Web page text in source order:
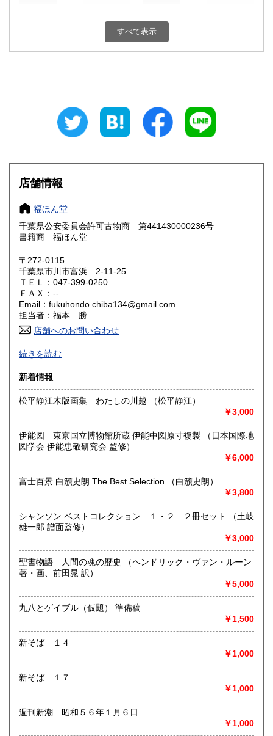
0円 富山県
0円 三重県
大阪府
奈良県
鳥取県 0円 島根県
岡山県
山口県
香川県 愛媛県
高知県 0円
佐賀県
熊本県 0円 大分県 0円
0円
沖縄県 0円
すべて表示
店舗情報
福ほん堂
千葉県公安委員会許可古物商 第441430000236号
書籍商 福ほん堂
〒272-0115
千葉県市川市富浜 2-11-25
ＴＥＬ：047-399-0250
ＦＡＸ：--
Email：fukuhondo.chiba134@gmail.com
担当者：福本 勝
店舗へのお問い合わせ
最寄駅：-
営業時間：-
定休日：-
書籍の買取について
-
取り扱い分野
趣味、古書一般（その他）
続きを読む
新着情報
松平静江木版画集 わたしの川越 （松平静江）
￥3,000
伊能図 東京国立博物館所蔵 伊能中図原寸複製 （日本国際地
図学会 伊能忠敬研究会 監修）
￥6,000
富士百景 白籏史朗 The Best Selection （白籏史朗）
￥3,800
シャンソン ベストコレクション １・２ ２冊セット （土岐
雄一郎 譜面監修）
￥3,000
聖書物語 人間の魂の歴史 （ヘンドリック・ヴァン・ルーン
著・画、前田晁 訳）
￥5,000
九八とゲイブル（仮題） 準備稿
￥1,500
新そば １４
￥1,000
新そば １７
￥1,000
週刊新潮 昭和５６年１月６日
￥1,000